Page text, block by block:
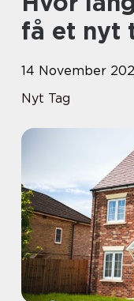
få et nyt
14 November
Nyt Tag